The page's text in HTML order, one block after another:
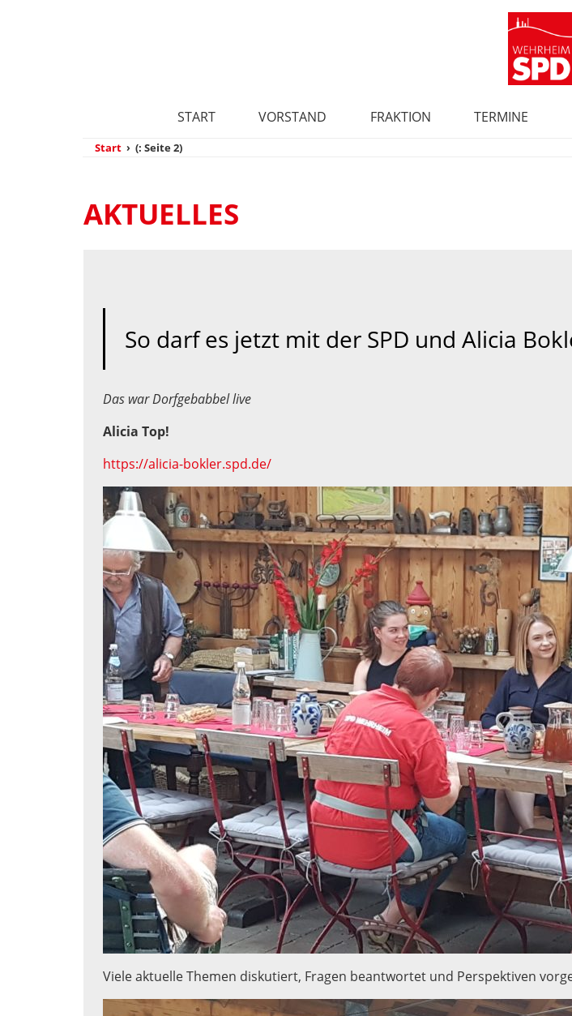
START VORSTAND FRAKTION TERMINE
Start › (: Seite 2)
AKTUELLES
So darf es jetzt mit der SPD und Alicia
Das war Dorfgebabbel live
Alicia Top!
https://alicia-bokler.spd.de/
Viele aktuelle Themen diskutiert, Fragen beantwortet und Perspektiven